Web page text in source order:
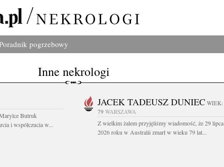
pogrzebowy
Inne nekrologi
Butruk
i współczucia w...
JACEK TADEUSZ DUNIEC WIEK:
79 WARSZAWA
Z wielkim żalem przyjęliśmy wiadomość, że 29 lipca
2026 roku w Australii zmarł w wieku 79 lat...